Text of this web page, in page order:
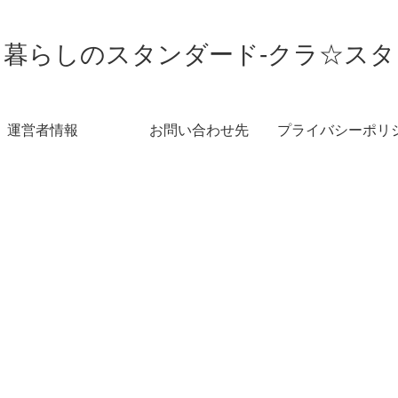
暮らしのスタンダード-クラ☆スタ
運営者情報 お問い合わせ先